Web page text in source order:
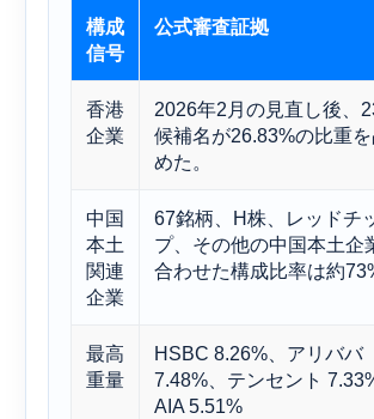
構成
信号
公式審査証拠
香港
企業
2026年2月の見直し後、
候補名が26.83%の比重
めた。
中国
本土
関連
企業
67銘柄、H株、レッドチ
プ、その他の中国本土企
合わせた構成比率は約
最高
重量
HSBC 8.26%、アリババ
7.48%、テンセント
AIA 5.51%